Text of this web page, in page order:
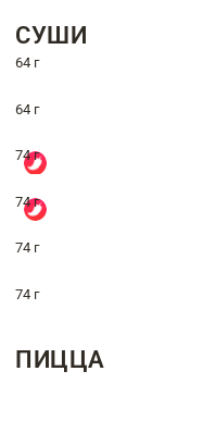
СУШИ
64 г
64 г
74 г
74 г
74 г
74 г
ПИЦЦА